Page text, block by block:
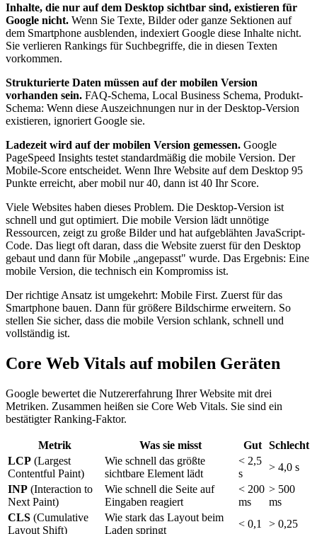
Inhalte, die nur auf dem Desktop sichtbar sind, existieren für
Google nicht. Wenn Sie Texte, Bilder oder ganze Sektionen auf
dem Smartphone ausblenden, indexiert Google diese Inhalte nicht.
Sie verlieren Rankings für Suchbegriffe, die in diesen Texten
vorkommen.
Strukturierte Daten müssen auf der mobilen Version
vorhanden sein. FAQ-Schema, Local Business Schema, Produkt-
Schema: Wenn diese Auszeichnungen nur in der Desktop-Version
existieren, ignoriert Google sie.
Ladezeit wird auf der mobilen Version gemessen. Google
PageSpeed Insights testet standardmäßig die mobile Version. Der
Mobile-Score entscheidet. Wenn Ihre Website auf dem Desktop 95
Punkte erreicht, aber mobil nur 40, dann ist 40 Ihr Score.
Viele Websites haben dieses Problem. Die Desktop-Version ist
schnell und gut optimiert. Die mobile Version lädt unnötige
Ressourcen, zeigt zu große Bilder und hat aufgeblähten JavaScript-
Code. Das liegt oft daran, dass die Website zuerst für den Desktop
gebaut und dann für Mobile „angepasst" wurde. Das Ergebnis: Eine
mobile Version, die technisch ein Kompromiss ist.
Der richtige Ansatz ist umgekehrt: Mobile First. Zuerst für das
Smartphone bauen. Dann für größere Bildschirme erweitern. So
stellen Sie sicher, dass die mobile Version schlank, schnell und
vollständig ist.
Core Web Vitals auf mobilen Geräten
Google bewertet die Nutzererfahrung Ihrer Website mit drei
Metriken. Zusammen heißen sie Core Web Vitals. Sie sind ein
bestätigter Ranking-Faktor.
Metrik Was sie misst Gut
Schlecht
LCP (Largest
Contentful Paint)
Wie schnell das größte
sichtbare Element lädt
< 2,5
s
> 4,0 s
INP (Interaction to
Next Paint)
Wie schnell die Seite auf
Eingaben reagiert
< 200
ms
> 500
ms
CLS (Cumulative
Layout Shift)
Wie stark das Layout beim
Laden springt
< 0,1 > 0,25